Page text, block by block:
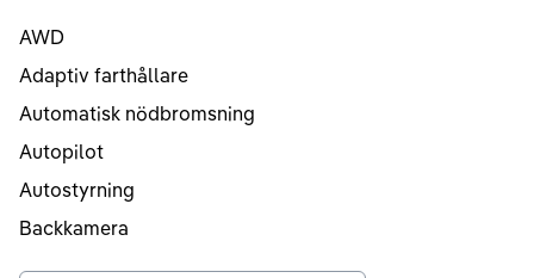
AWD
Adaptiv farthållare
Automatisk nödbromsning
Autopilot
Autostyrning
Backkamera